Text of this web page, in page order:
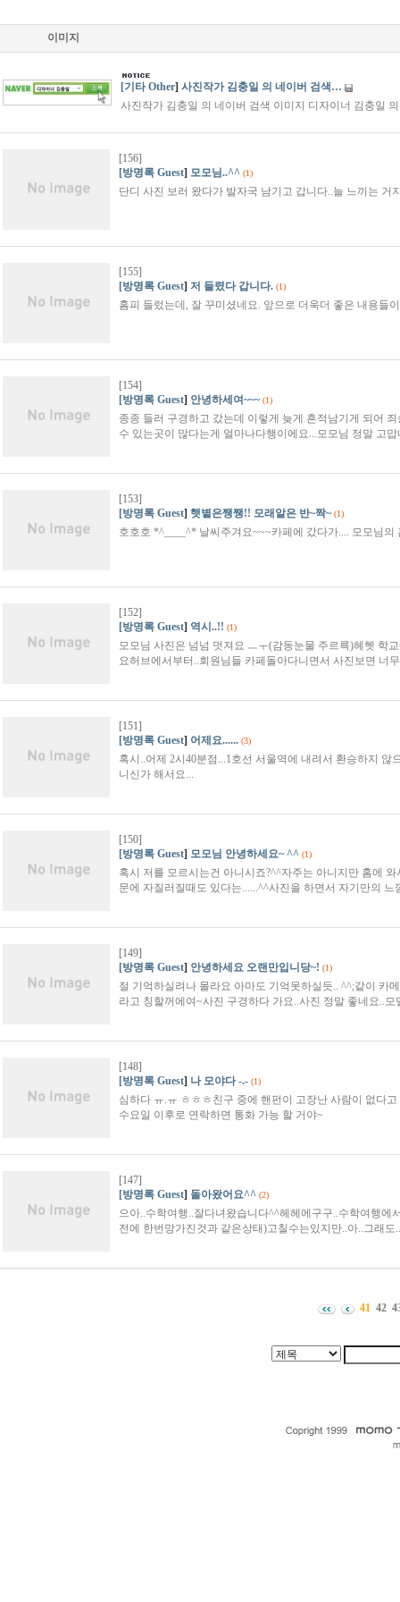
이미지
[기타 Other] 사진작가 김충일 의 네이버 검색…
사진작가 김충일 의 네이버 검색 이미지 디자이너 김충일
[156]
[방명록 Guest] 모모님..^^ (1)
단디 사진 보러 왔다가 발자국 남기고 갑니다..늘 느끼는 거
[155]
[방명록 Guest] 저 들렸다 갑니다. (1)
홈피 들렀는데, 잘 꾸미셨네요. 앞으로 더욱더 좋은 내용들
[154]
[방명록 Guest] 안녕하세여~~~ (1)
종종 들러 구경하고 갔는데 이렇게 늦게 흔적남기게 되어
수 있는곳이 많다는게 얼마나다행이에요...모모님 정말 고
[153]
[방명록 Guest] 햇볕은쨍쨍!! 모래알은 반~짝~ (1)
호호호 *^____^* 날씨주겨요~~~카페에 갔다가.... 모모님
[152]
[방명록 Guest] 역시..!! (1)
모모님 사진은 넘넘 멋져요 ㅡㅜ(감동눈물 주르륵)헤헷 학
요허브에서부터..회원님들 카페돌아다니면서 사진보면 너
[151]
[방명록 Guest] 어제요...... (3)
혹시..어제 2시40분점...1호선 서울역에 내려서 환승하지
니신가 해서요...
[150]
[방명록 Guest] 모모님 안녕하세요~ ^^ (1)
혹시 저를 모르시는건 아니시죠?^^자주는 아니지만 홈에
문에 자질러질때도 있다는......^^사진을 하면서 자기만의
[149]
[방명록 Guest] 안녕하세요 오랜만입니당~! (1)
절 기억하실려나 몰라요 아마도 기억못하실듯.. ^^;같이 카
라고 칭할꺼에여~사진 구경하다 가요..사진 정말 좋네요..
[148]
[방명록 Guest] 나 모야다 -.- (1)
심하다 ㅠ.ㅠ ㅎㅎㅎ친구 중에 핸펀이 고장난 사람이 없다
수요일 이후로 연락하면 통화 가능 할 거야~
[147]
[방명록 Guest] 돌아왔어요^^ (2)
으아..수학여행..잘다녀왔습니다^^헤헤에구구..수학여행
전에 한번망가진것과 같은상태)고칠수는있지만..아..그래
41 42